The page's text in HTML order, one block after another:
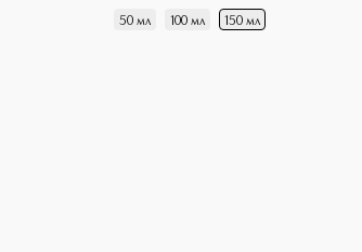
50 мл 100 мл 150 мл